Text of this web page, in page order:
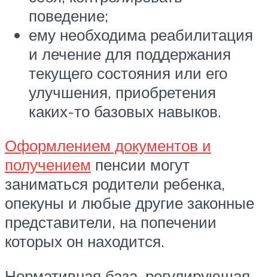
поведение;
ему необходима реабилитация
и лечение для поддержания
текущего состояния или его
улучшения, приобретения
каких-то базовых навыков.
Оформлением документов и
получением пенсии могут
заниматься родители ребенка,
опекуны и любые другие законные
представители, на попечении
которых он находится.